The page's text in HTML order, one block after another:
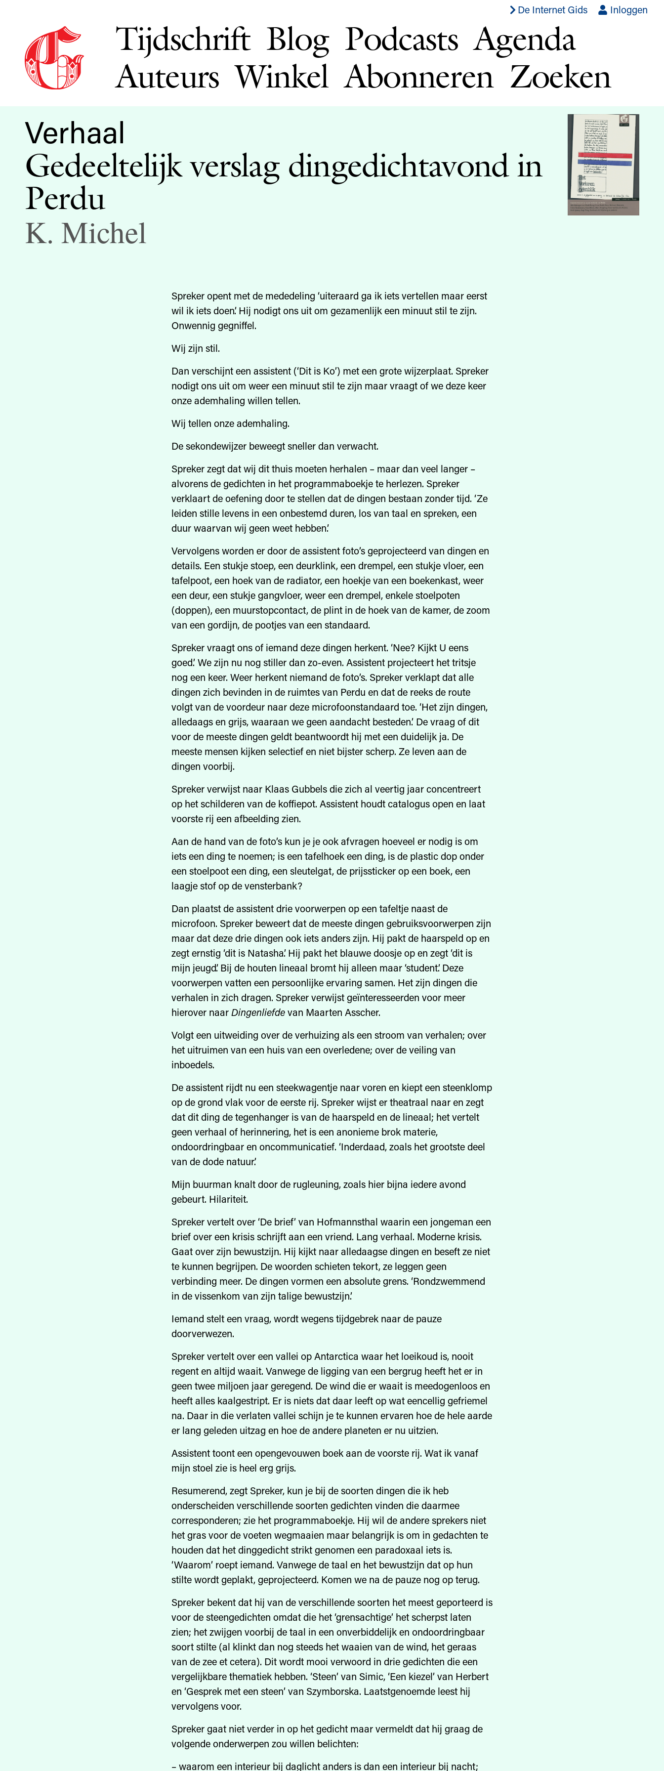
De Internet Gids Inloggen
Tijdschrift Blog Podcasts Agenda
Auteurs Winkel Abonneren Zoeken
Verhaal
Gedeeltelijk verslag dingedichtavond in
Perdu
K. Michel
Spreker opent met de mededeling ‘uiteraard ga ik iets vertellen maar eerst
wil ik iets doen’. Hij nodigt ons uit om gezamenlijk een minuut stil te zijn.
Onwennig gegniffel.
Wij zijn stil.
Dan verschijnt een assistent (‘Dit is Ko’) met een grote wijzerplaat. Spreker
nodigt ons uit om weer een minuut stil te zijn maar vraagt of we deze keer
onze ademhaling willen tellen.
Wij tellen onze ademhaling.
De sekondewijzer beweegt sneller dan verwacht.
Spreker zegt dat wij dit thuis moeten herhalen – maar dan veel langer –
alvorens de gedichten in het programmaboekje te herlezen. Spreker
verklaart de oefening door te stellen dat de dingen bestaan zonder tijd. ‘Ze
leiden stille levens in een onbestemd duren, los van taal en spreken, een
duur waarvan wij geen weet hebben.’
Vervolgens worden er door de assistent foto’s geprojecteerd van dingen en
details. Een stukje stoep, een deurklink, een drempel, een stukje vloer, een
tafelpoot, een hoek van de radiator, een hoekje van een boekenkast, weer
een deur, een stukje gangvloer, weer een drempel, enkele stoelpoten
(doppen), een muurstopcontact, de plint in de hoek van de kamer, de zoom
van een gordijn, de pootjes van een standaard.
Spreker vraagt ons of iemand deze dingen herkent. ‘Nee? Kijkt U eens
goed.’ We zijn nu nog stiller dan zo-even. Assistent projecteert het tritsje
nog een keer. Weer herkent niemand de foto’s. Spreker verklapt dat alle
dingen zich bevinden in de ruimtes van Perdu en dat de reeks de route
volgt van de voordeur naar deze microfoonstandaard toe. ‘Het zijn dingen,
alledaags en grijs, waaraan we geen aandacht besteden.’ De vraag of dit
voor de meeste dingen geldt beantwoordt hij met een duidelijk ja. De
meeste mensen kijken selectief en niet bijster scherp. Ze leven aan de
dingen voorbij.
Spreker verwijst naar Klaas Gubbels die zich al veertig jaar concentreert
op het schilderen van de koffiepot. Assistent houdt catalogus open en laat
voorste rij een afbeelding zien.
Aan de hand van de foto’s kun je je ook afvragen hoeveel er nodig is om
iets een ding te noemen; is een tafelhoek een ding, is de plastic dop onder
een stoelpoot een ding, een sleutelgat, de prijssticker op een boek, een
laagje stof op de vensterbank?
Dan plaatst de assistent drie voorwerpen op een tafeltje naast de
microfoon. Spreker beweert dat de meeste dingen gebruiksvoorwerpen zijn
maar dat deze drie dingen ook iets anders zijn. Hij pakt de haarspeld op en
zegt ernstig ‘dit is Natasha’. Hij pakt het blauwe doosje op en zegt ‘dit is
mijn jeugd’. Bij de houten lineaal bromt hij alleen maar ‘student’. Deze
voorwerpen vatten een persoonlijke ervaring samen. Het zijn dingen die
verhalen in zich dragen. Spreker verwijst geïnteresseerden voor meer
hierover naar Dingenliefdevan Maarten Asscher.
Volgt een uitweiding over de verhuizing als een stroom van verhalen; over
het uitruimen van een huis van een overledene; over de veiling van
inboedels.
De assistent rijdt nu een steekwagentje naar voren en kiept een steenklomp
op de grond vlak voor de eerste rij. Spreker wijst er theatraal naar en zegt
dat dit ding de tegenhanger is van de haarspeld en de lineaal; het vertelt
geen verhaal of herinnering, het is een anonieme brok materie,
ondoordringbaar en oncommunicatief. ‘Inderdaad, zoals het grootste deel
van de dode natuur.’
Mijn buurman knalt door de rugleuning, zoals hier bijna iedere avond
gebeurt. Hilariteit.
Spreker vertelt over ‘De brief’ van Hofmannsthal waarin een jongeman een
brief over een krisis schrijft aan een vriend. Lang verhaal. Moderne krisis.
Gaat over zijn bewustzijn. Hij kijkt naar alledaagse dingen en beseft ze niet
te kunnen begrijpen. De woorden schieten tekort, ze leggen geen
verbinding meer. De dingen vormen een absolute grens. ‘Rondzwemmend
in de vissenkom van zijn talige bewustzijn.’
Iemand stelt een vraag, wordt wegens tijdgebrek naar de pauze
doorverwezen.
Spreker vertelt over een vallei op Antarctica waar het loeikoud is, nooit
regent en altijd waait. Vanwege de ligging van een bergrug heeft het er in
geen twee miljoen jaar geregend. De wind die er waait is meedogenloos en
heeft alles kaalgestript. Er is niets dat daar leeft op wat eencellig gefriemel
na. Daar in die verlaten vallei schijn je te kunnen ervaren hoe de hele aarde
er lang geleden uitzag en hoe de andere planeten er nu uitzien.
Assistent toont een opengevouwen boek aan de voorste rij. Wat ik vanaf
mijn stoel zie is heel erg grijs.
Resumerend, zegt Spreker, kun je bij de soorten dingen die ik heb
onderscheiden verschillende soorten gedichten vinden die daarmee
corresponderen; zie het programmaboekje. Hij wil de andere sprekers niet
het gras voor de voeten wegmaaien maar belangrijk is om in gedachten te
houden dat het dinggedicht strikt genomen een paradoxaal iets is.
‘Waarom’ roept iemand. Vanwege de taal en het bewustzijn dat op hun
stilte wordt geplakt, geprojecteerd. Komen we na de pauze nog op terug.
Spreker bekent dat hij van de verschillende soorten het meest geporteerd is
voor de steengedichten omdat die het ‘grensachtige’ het scherpst laten
zien; het zwijgen voorbij de taal in een onverbiddelijk en ondoordringbaar
soort stilte (al klinkt dan nog steeds het waaien van de wind, het geraas
van de zee et cetera). Dit wordt mooi verwoord in drie gedichten die een
vergelijkbare thematiek hebben. ‘Steen’ van Simic, ‘Een kiezel’ van Herbert
en ‘Gesprek met een steen’ van Szymborska. Laatstgenoemde leest hij
vervolgens voor.
Spreker gaat niet verder in op het gedicht maar vermeldt dat hij graag de
volgende onderwerpen zou willen belichten:
– waarom een interieur bij daglicht anders is dan een interieur bij nacht;